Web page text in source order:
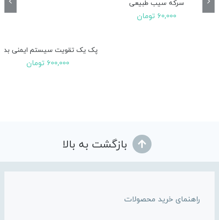
سرکه سیب طبیعی
60,000 تومان
پک یک تقویت سیستم ایمنی
600,000 تومان
بازگشت به بالا
راهنمای خرید محصولات